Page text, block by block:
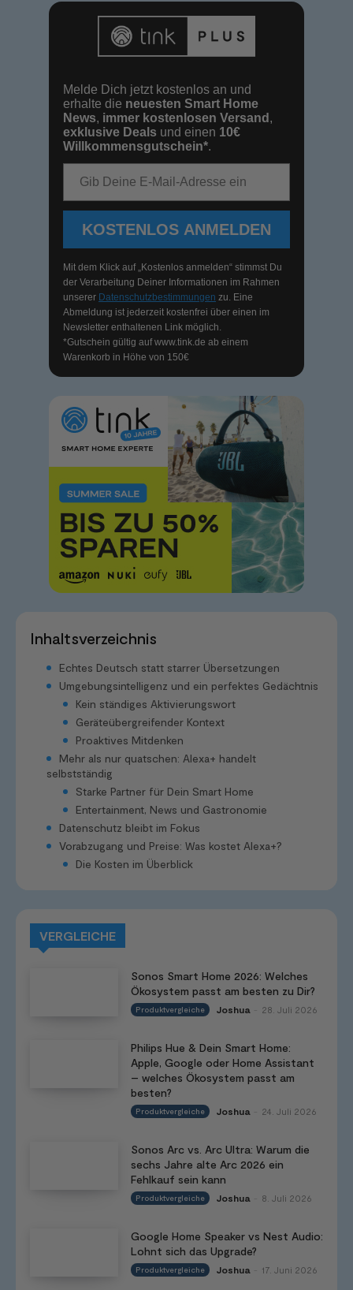
Melde Dich jetzt kostenlos an und
erhalte die neuesten Smart Home
News, immer kostenlosen Versand ,
exklusive Deals und einen 10€
Willkommensgutschein*.
KOSTENLOS ANMELDEN
Mit dem Klick auf „Kostenlos anmelden“ stimmst Du
der Verarbeitung Deiner Informationen im Rahmen
unserer Datenschutzbestimmungen zu. Eine
Abmeldung ist jederzeit kostenfrei über einen im
Newsletter enthaltenen Link möglich.
*Gutschein gültig aufwww.tink.de ab einem
Warenkorb in Höhe von 150€
Inhaltsverzeichnis
Echtes Deutsch statt starrer Übersetzungen
Umgebungsintelligenz und ein perfektes Gedächtnis
Kein ständiges Aktivierungswort
Geräteübergreifender Kontext
Proaktives Mitdenken
Mehr als nur quatschen: Alexa+ handelt
selbstständig
Starke Partner für Dein Smart Home
Entertainment, News und Gastronomie
Datenschutz bleibt im Fokus
Vorabzugang und Preise: Was kostet Alexa+?
Die Kosten im Überblick
VERGLEICHE
Sonos Smart Home 2026: Welches
Ökosystem passt am besten zu Dir?
Produktvergleiche Joshua 28. Juli 2026
Philips Hue & Dein Smart Home:
Apple, Google oder Home Assistant
– welches Ökosystem passt am
besten?
Produktvergleiche Joshua 24. Juli 2026
Sonos Arc vs. Arc Ultra: Warum die
sechs Jahre alte Arc 2026 ein
Fehlkauf sein kann
Produktvergleiche Joshua 8. Juli 2026
Google Home Speaker vs Nest Audio:
Lohnt sich das Upgrade?
Produktvergleiche Joshua 17. Juni 2026